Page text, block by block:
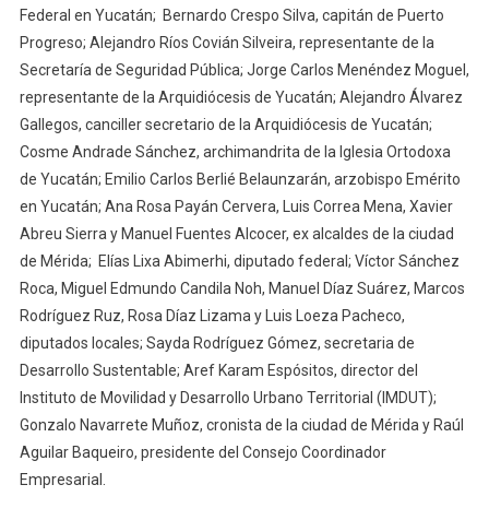
Federal en Yucatán; Bernardo Crespo Silva, capitán de Puerto
Progreso; Alejandro Ríos Covián Silveira, representante de la
Secretaría de Seguridad Pública; Jorge Carlos Menéndez Moguel,
representante de la Arquidiócesis de Yucatán; Alejandro Álvarez
Gallegos, canciller secretario de la Arquidiócesis de Yucatán;
Cosme Andrade Sánchez, archimandrita de la Iglesia Ortodoxa
de Yucatán; Emilio Carlos Berlié Belaunzarán, arzobispo Emérito
en Yucatán; Ana Rosa Payán Cervera, Luis Correa Mena, Xavier
Abreu Sierra y Manuel Fuentes Alcocer, ex alcaldes de la ciudad
de Mérida; Elías Lixa Abimerhi, diputado federal; Víctor Sánchez
Roca, Miguel Edmundo Candila Noh, Manuel Díaz Suárez, Marcos
Rodríguez Ruz, Rosa Díaz Lizama y Luis Loeza Pacheco,
diputados locales; Sayda Rodríguez Gómez, secretaria de
Desarrollo Sustentable; Aref Karam Espósitos, director del
Instituto de Movilidad y Desarrollo Urbano Territorial (IMDUT);
Gonzalo Navarrete Muñoz, cronista de la ciudad de Mérida y Raúl
Aguilar Baqueiro, presidente del Consejo Coordinador
Empresarial.